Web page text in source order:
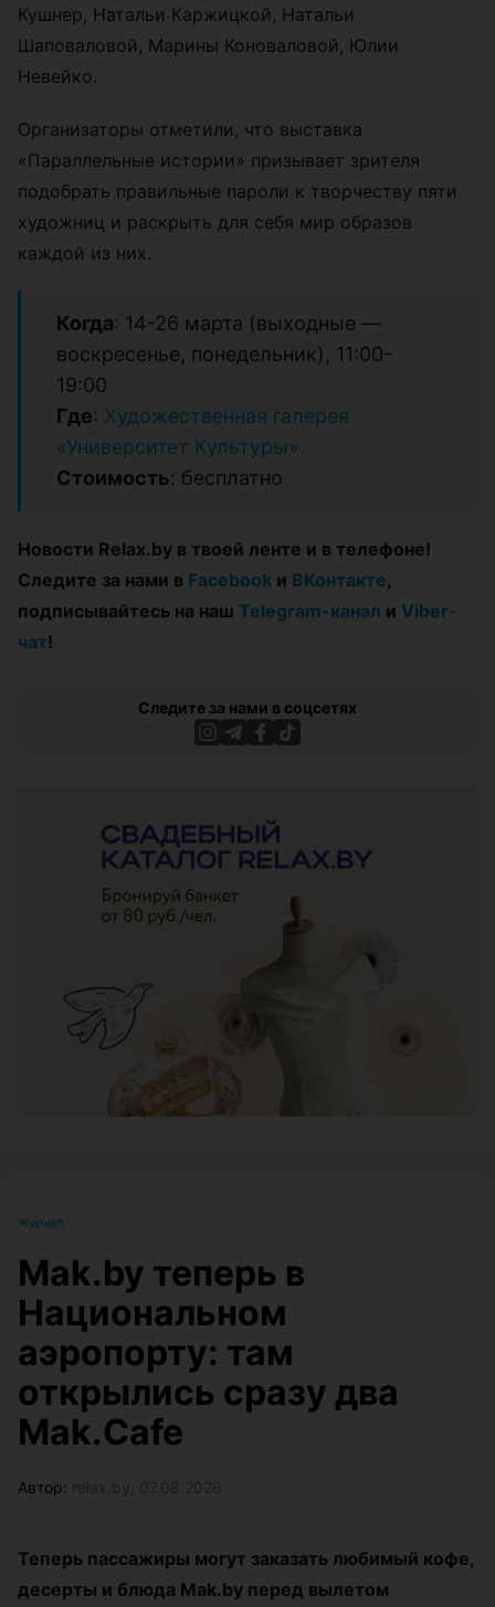
Кушнер, Натальи Каржицкой, Натальи
Шаповаловой, Марины Коноваловой, Юлии
Невейко.
Организаторы отметили, что выставка
«Параллельные истории» призывает зрителя
подобрать правильные пароли к творчеству пяти
художниц и раскрыть для себя мир образов
каждой из них.
Когда: 14-26 марта (выходные —
воскресенье, понедельник), 11:00-
19:00
Где: Художественная галерея
«Университет Культуры»
Стоимость: бесплатно
Новости Relax.by в твоей ленте и в телефоне!
Следите за нами в Facebook и ВКонтакте,
подписывайтесь на наш Telegram-канал и Viber-
чат!
Следите за нами в соцсетях
Журнал
Mak.by теперь в
Национальном
аэропорту: там
открылись сразу два
Mak.Cafe
Автор:
Теперь пассажиры могут заказать любимый кофе,
десерты и блюда Mak.by перед вылетом